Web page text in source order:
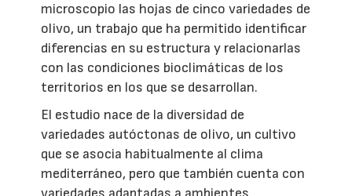
microscopio las hojas de cinco variedades de
olivo, un trabajo que ha permitido identificar
diferencias en su estructura y relacionarlas
con las condiciones bioclimáticas de los
territorios en los que se desarrollan.
El estudio nace de la diversidad de
variedades autóctonas de olivo, un cultivo
que se asocia habitualmente al clima
mediterráneo, pero que también cuenta con